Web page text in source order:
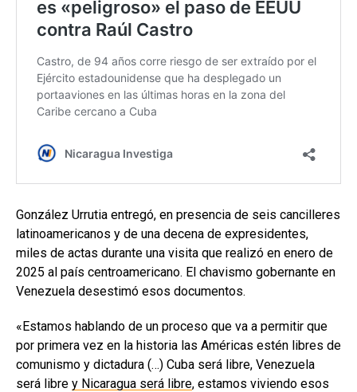
González Urrutia entregó, en presencia de seis cancilleres
latinoamericanos y de una decena de expresidentes,
miles de actas durante una visita que realizó en enero de
2025 al país centroamericano. El chavismo gobernante en
Venezuela desestimó esos documentos.
«Estamos hablando de un proceso que va a permitir que
por primera vez en la historia las Américas estén libres de
comunismo y dictadura (…) Cuba será libre, Venezuela
será libre y Nicaragua será libre, estamos viviendo esos